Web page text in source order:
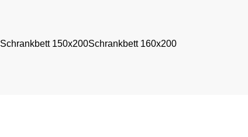
Schrankbett 150x200Schrankbett 160x200